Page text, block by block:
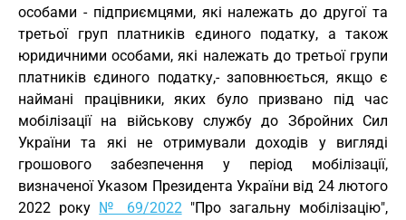
особами - підприємцями, які належать до другої та
третьої груп платників єдиного податку, а також
юридичними особами, які належать до третьої групи
платників єдиного податку,- заповнюється, якщо є
наймані працівники, яких було призвано під час
мобілізації на військову службу до Збройних Сил
України та які не отримували доходів у вигляді
грошового забезпечення у період мобілізації,
визначеної Указом Президента України від 24 лютого
2022 року № 69/2022"Про загальну мобілізацію",